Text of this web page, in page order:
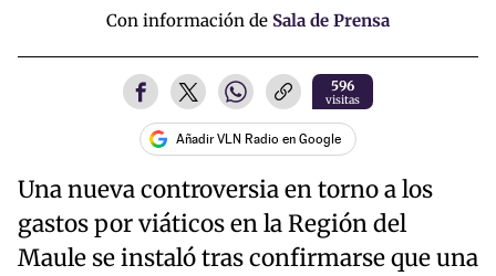
Con información de Sala de Prensa
596
visitas
Añadir VLN Radio en Google
Una nueva controversia en torno a los
gastos por viáticos en la Región del
Maule se instaló tras confirmarse que una